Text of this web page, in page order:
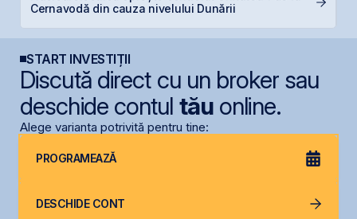
Cernavodă din cauza nivelului Dunării
START INVESTIȚII
Discută direct cu un broker sau
deschide contul tăuonline.
Alege varianta potrivită pentru tine:
PROGRAMEAZĂ
DESCHIDE CONT